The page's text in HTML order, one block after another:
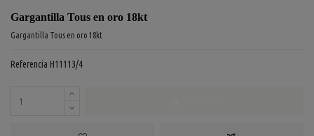
Gargantilla Tous en oro 18kt
Gargantilla Tous en oro 18kt
Referencia H11113/4